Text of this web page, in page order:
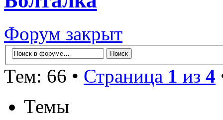
Форум закрыт
Тем: 66 • Страница 1 из 4
Темы